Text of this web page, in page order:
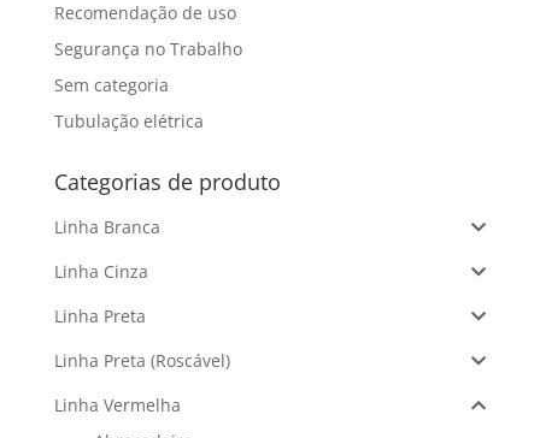
Recomendação de uso
Segurança no Trabalho
Sem categoria
Tubulação elétrica
Categorias de produto
Linha Branca
Linha Cinza
Linha Preta
Linha Preta (Roscável)
Linha Vermelha